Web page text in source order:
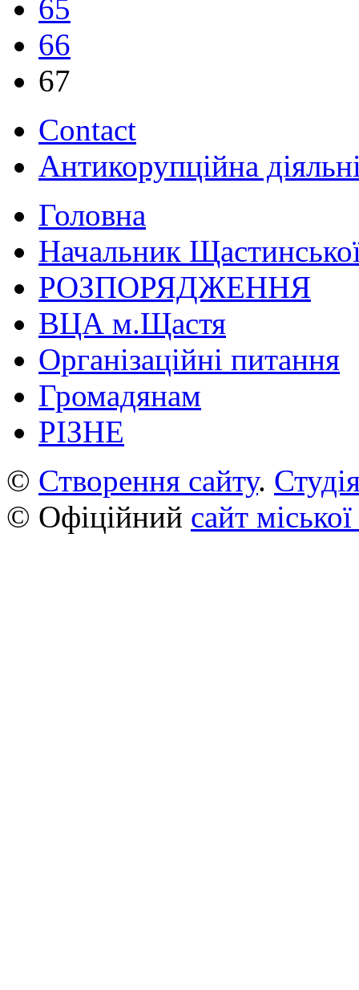
65
66
67
Contact
Антикорупційна
Головна
Начальник
РОЗПОРЯДЖЕННЯ
ВЦА м.Щастя
Організаційні питання
Громадянам
РІЗНЕ
© Створення сайту.
© Офіційний сайт